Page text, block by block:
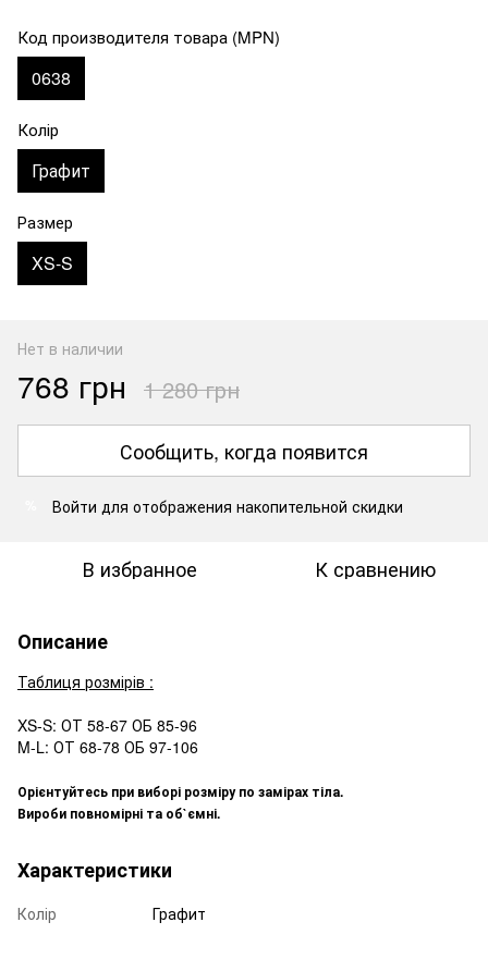
Код производителя товара (MPN)
0638
Колір
Графит
Размер
XS-S
Нет в наличии
768 грн 1 280 грн
Сообщить, когда появится
Войти для отображения накопительной скидки
В избранное К сравнению
Описание
Таблиця розмірів :
XS-S: ОТ 58-67 ОБ 85-96
M-L: ОТ 68-78 ОБ 97-106
Орієнтуйтесь при виборі розміру по замірах тіла.
Вироби повномірні та об`ємні.
Характеристики
Колір Графит